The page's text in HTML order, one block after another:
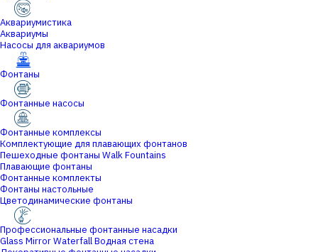
Аквариумистика
Аквариумы
Насосы для аквариумов
Фонтаны
Фонтанные насосы
Фонтанные комплексы
Комплектующие для плавающих фонтанов
Пешеходные фонтаны Walk Fountains
Плавающие фонтаны
Фонтанные комплекты
Фонтаны настольные
Цветодинамические фонтаны
Профессиональные фонтанные насадки
Glass Mirror Waterfall Водная стена